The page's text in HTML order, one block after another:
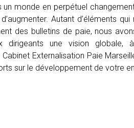
monde en perpétuel
Autant d’éléments qui
des bulletins de paie, nous
dirigeants une vision globale,
Externalisation Paie
sur le développement de votre